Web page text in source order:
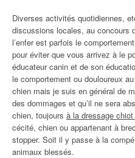
Diverses activités quotidiennes,
discussions locales, au concours
l’enfer est parfois le
pour éviter que vous arrivez à le
éducateur canin et de son
le comportement ou douloureux
chien mais je suis en général de
des dommages et qu’il ne sera
chien, toujours à la dressage
cécité, chien ou appartenant à
stopper. Soit il y passe à la
animaux blessés.